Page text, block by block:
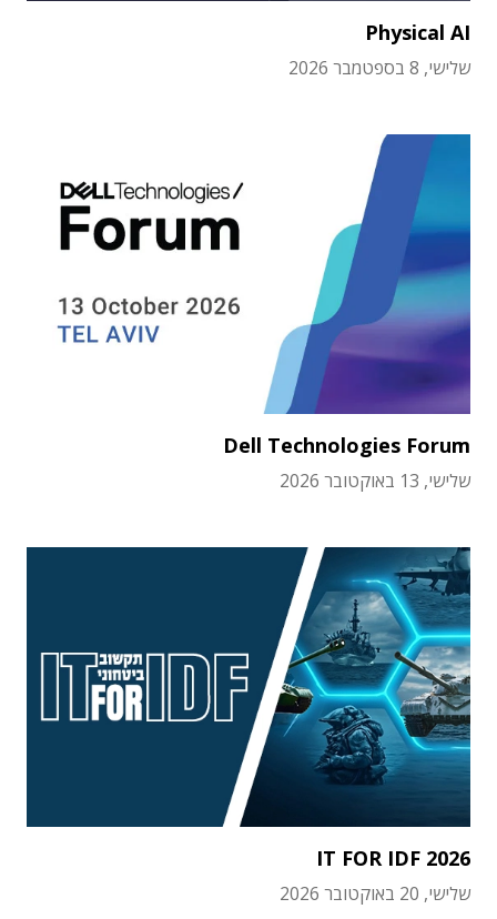
Physical AI
שלישי, 8 בספטמבר 2026
Dell Technologies Forum
שלישי, 13 באוקטובר 2026
IT FOR IDF 2026
שלישי, 20 באוקטובר 2026